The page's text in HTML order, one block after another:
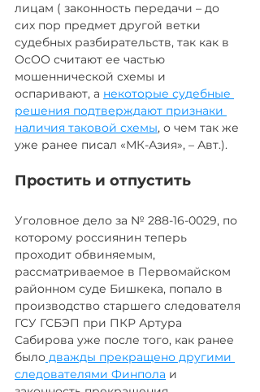
лицам ( законность передачи – до
сих пор предмет другой ветки
судебных разбирательств, так как в
ОсОО считают ее частью
мошеннической схемы и
оспаривают, а некоторые судебные
решения подтверждают признаки
наличия таковой схемы, о чем так же
уже ранее писал «МК-Азия», – Авт.).
Простить и отпустить
Уголовное дело за № 288-16-0029, по
которому россиянин теперь
проходит обвиняемым,
рассматриваемое в Первомайском
районном суде Бишкека, попало в
производство старшего следователя
ГСУ ГСБЭП при ПКР Артура
Сабирова уже после того, как ранее
было дважды прекращено другими
следователями Финпола и